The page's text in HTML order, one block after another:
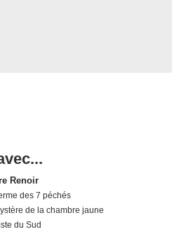
Renoir
des 7 péchés
de la chambre jaune
du Sud